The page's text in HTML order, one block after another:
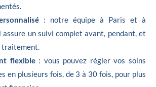
: notre équipe à Paris et à
assure un suivi complet avant, pendant, et
traitement.
flexible: vous pouvez régler vos soins
en plusieurs fois, de 3 à 30 fois, pour plus